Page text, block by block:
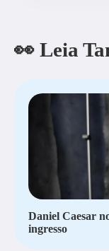
👀 Leia
Daniel Caesar
ingresso